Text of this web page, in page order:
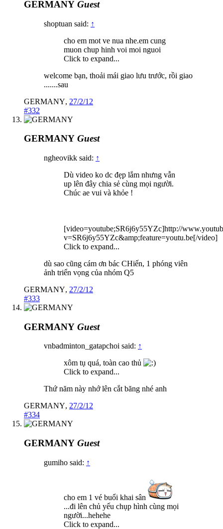
GERMANY Guest
shoptuan said: ↑
cho em mot ve nua nhe.em cung
muon chup hinh voi moi nguoi
Click to expand...
welcome bạn, thoải mái giao lưu trước, rồi giao
.......sau
GERMANY, 27/2/12
#332
GERMANY Guest
ngheovikk said: ↑
Dù video ko dc đẹp lắm nhưng vẫn
up lên đây chia sẻ cùng mọi người.
Chúc ae vui và khỏe !
[video=youtube;SR6j6y55YZc]http://
v=SR6j6y55YZc&amp;feature=youtu.be[/video]
Click to expand...
dù sao cũng cám ơn bác CHiến, 1 phóng viên
ảnh triển vọng của nhóm Q5
GERMANY, 27/2/12
#333
GERMANY Guest
vnbadminton_gatapchoi said: ↑
xôm tụ quá, toàn cao thủ
Click to expand...
Thứ năm này nhớ lên cắt băng nhé anh
GERMANY, 27/2/12
#334
GERMANY Guest
gumiho said: ↑
cho em 1 vé buổi khai sân
...đi lên chủ yếu chụp hình cùng mọi
người...hehehe
Click to expand...